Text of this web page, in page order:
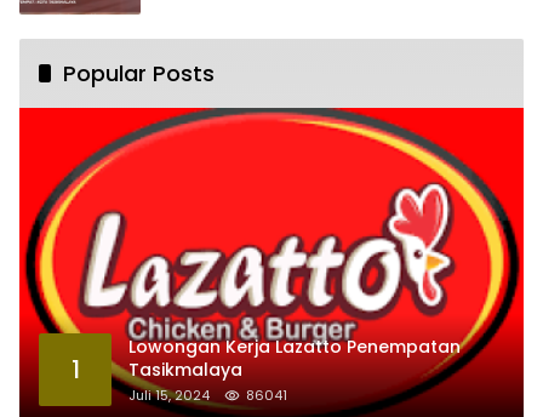
Popular Posts
1
Lowongan Kerja Lazatto Penempatan
Tasikmalaya
Juli 15, 2024 86041